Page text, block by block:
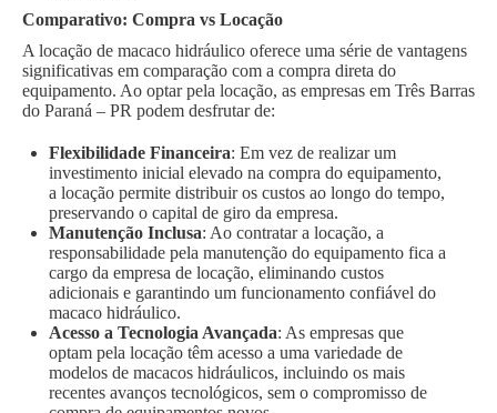
Comparativo: Compra vs Locação
A locação de macaco hidráulico oferece uma série de vantagens
significativas em comparação com a compra direta do
equipamento. Ao optar pela locação, as empresas em Três Barras
do Paraná – PR podem desfrutar de:
Flexibilidade Financeira: Em vez de realizar um
investimento inicial elevado na compra do equipamento,
a locação permite distribuir os custos ao longo do tempo,
preservando o capital de giro da empresa.
Manutenção Inclusa: Ao contratar a locação, a
responsabilidade pela manutenção do equipamento fica a
cargo da empresa de locação, eliminando custos
adicionais e garantindo um funcionamento confiável do
macaco hidráulico.
Acesso a Tecnologia Avançada: As empresas que
optam pela locação têm acesso a uma variedade de
modelos de macacos hidráulicos, incluindo os mais
recentes avanços tecnológicos, sem o compromisso de